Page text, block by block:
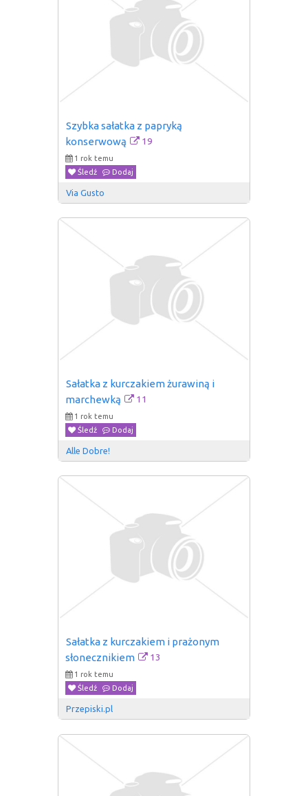
Szybka sałatka z papryką
konserwową
19
1 rok temu
Śledź
Dodaj
Via Gusto
Sałatka z kurczakiem żurawiną i
marchewką
11
1 rok temu
Śledź
Dodaj
Alle Dobre!
Sałatka z kurczakiem i prażonym
słonecznikiem
13
1 rok temu
Śledź
Dodaj
Przepiski.pl